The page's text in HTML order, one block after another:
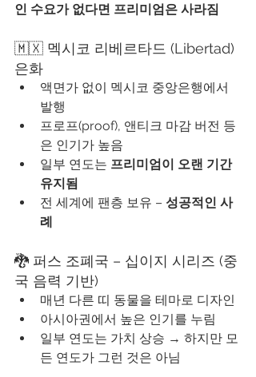
인 수요가 없다면 프리미엄은 사라짐
🇲🇽 멕시코 리베르타드 (Libertad)
은화
액면가 없이 멕시코 중앙은행에서
발행
프로프(proof), 앤티크 마감 버전 등
은 인기가 높음
일부 연도는 프리미엄이 오랜 기간
유지됨
전 세계에 팬층 보유 – 성공적인 사
례
🐉 퍼스 조폐국 – 십이지 시리즈 (중
국 음력 기반)
매년 다른 띠 동물을 테마로 디자인
아시아권에서 높은 인기를 누림
일부 연도는 가치 상승 → 하지만 모
든 연도가 그런 것은 아님